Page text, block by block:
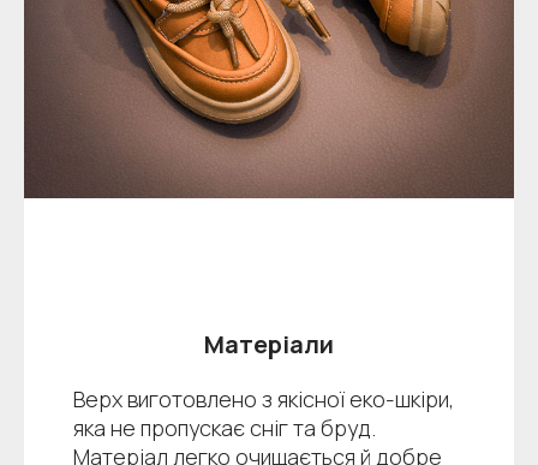
Матеріали
Верх виготовлено з якісної еко-шкіри,
яка не пропускає сніг та бруд.
Матеріал легко очищається й добре